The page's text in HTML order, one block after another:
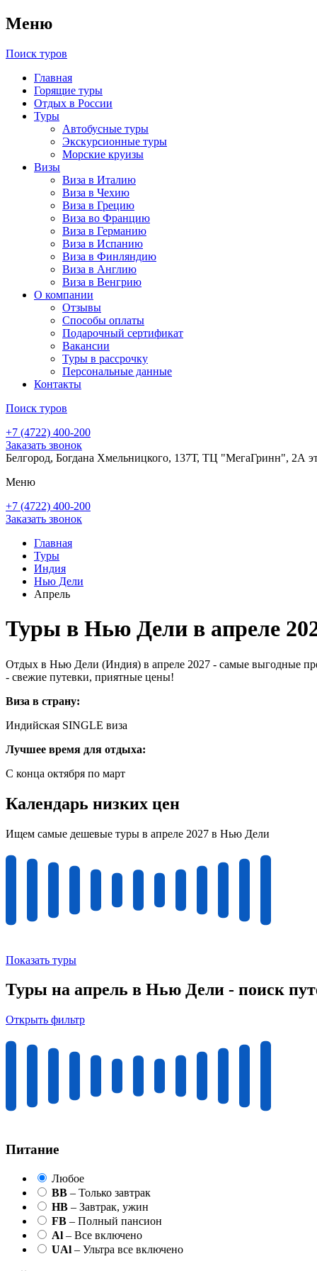
Меню
Поиск туров
Главная
Горящие туры
Отдых в России
Туры
Автобусные туры
Экскурсионные туры
Морские круизы
Визы
Виза в Италию
Виза в Чехию
Виза в Грецию
Виза во Францию
Виза в Германию
Виза в Испанию
Виза в Финляндию
Виза в Англию
Виза в Венгрию
О компании
Отзывы
Способы оплаты
Подарочный сертификат
Вакансии
Туры в рассрочку
Персональные данные
Контакты
Поиск туров
+7 (4722) 400-200
Заказать звонок
Белгород, Богдана Хмельницкого, 137Т, ТЦ "МегаГринн", 2А
Меню
+7 (4722) 400-200
Заказать звонок
Главная
Туры
Индия
Нью Дели
Апрель
Туры в Нью Дели в апреле
Отдых в Нью Дели (Индия) в апреле 2027 - самые выгодные
- свежие путевки, приятные цены!
Виза в страну:
Индийская SINGLE виза
Лучшее время для отдыха:
С конца октября по март
Календарь низких цен
Ищем самые дешевые туры в апреле 2027 в Нью Дели
Показать туры
Туры на апрель в Нью Дели - поиск
Открыть фильтр
Питание
Любое
BB – Только завтрак
HB – Завтрак, ужин
FB – Полный пансион
Al – Все включено
UAl – Ультра все включено